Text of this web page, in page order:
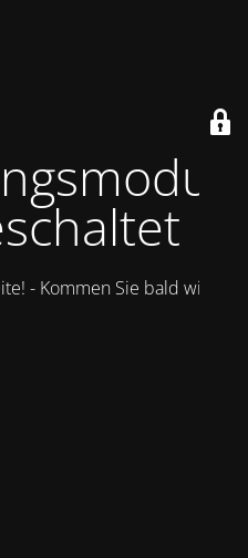
- Kommen Sie bald wieder.